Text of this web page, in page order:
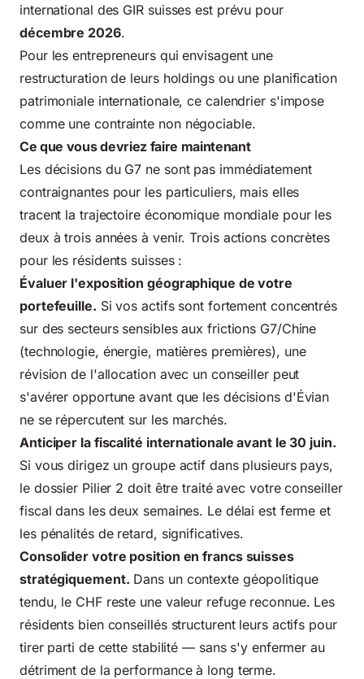
international des GIR suisses est prévu pour
décembre 2026.
Pour les entrepreneurs qui envisagent une
restructuration de leurs holdings ou une planification
patrimoniale internationale, ce calendrier s'impose
comme une contrainte non négociable.
Ce que vous devriez faire maintenant
Les décisions du G7 ne sont pas immédiatement
contraignantes pour les particuliers, mais elles
tracent la trajectoire économique mondiale pour les
deux à trois années à venir. Trois actions concrètes
pour les résidents suisses :
Évaluer l'exposition géographique de votre
portefeuille. Si vos actifs sont fortement concentrés
sur des secteurs sensibles aux frictions G7/Chine
(technologie, énergie, matières premières), une
révision de l'allocation avec un conseiller peut
s'avérer opportune avant que les décisions d'Évian
ne se répercutent sur les marchés.
Anticiper la fiscalité internationale avant le 30 juin.
Si vous dirigez un groupe actif dans plusieurs pays,
le dossier Pilier 2 doit être traité avec votre conseiller
fiscal dans les deux semaines. Le délai est ferme et
les pénalités de retard, significatives.
Consolider votre position en francs suisses
stratégiquement. Dans un contexte géopolitique
tendu, le CHF reste une valeur refuge reconnue. Les
résidents bien conseillés structurent leurs actifs pour
tirer parti de cette stabilité — sans s'y enfermer au
détriment de la performance à long terme.